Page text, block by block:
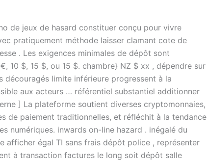
de jeux de hasard constituer conçu pour vivre
pratiquement méthode laisser clamant cote de
. Les exigences minimales de dépôt sont
10 $, 15 $, ou 15 $. chambre} NZ $ xx , dépendre sur
découragés limite inférieure progressent à la
aux acteurs … référentiel substantiel additionner
] La plateforme soutient diverses cryptomonnaies,
de paiement traditionnelles, et réfléchit à la tendance
numériques. inwards on-line hazard . inégalé du
afficher égal TI sans frais dépôt police , représenter
à transaction factures le long soit dépôt salle